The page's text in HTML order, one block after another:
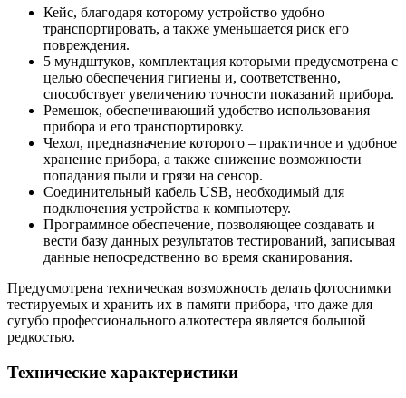
Кейс, благодаря которому устройство удобно
транспортировать, а также уменьшается риск его
повреждения.
5 мундштуков, комплектация которыми предусмотрена с
целью обеспечения гигиены и, соответственно,
способствует увеличению точности показаний прибора.
Ремешок, обеспечивающий удобство использования
прибора и его транспортировку.
Чехол, предназначение которого – практичное и удобное
хранение прибора, а также снижение возможности
попадания пыли и грязи на сенсор.
Соединительный кабель USB, необходимый для
подключения устройства к компьютеру.
Программное обеспечение, позволяющее создавать и
вести базу данных результатов тестирований, записывая
данные непосредственно во время сканирования.
Предусмотрена техническая возможность делать фотоснимки
тестируемых и хранить их в памяти прибора, что даже для
сугубо профессионального алкотестера является большой
редкостью.
Технические характеристики